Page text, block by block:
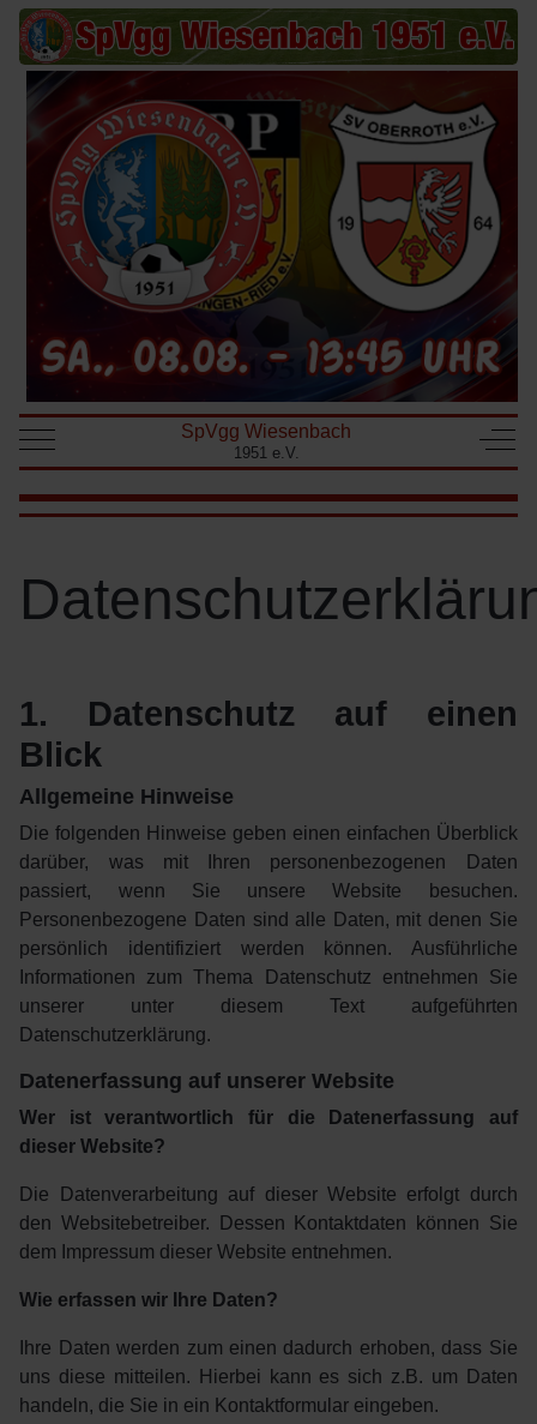
Mobile Menu ToggleSpVgg Wiesenbach
1951 e.V.
Off-
1. Datenschutz auf einen
Blick
Allgemeine Hinweise
Die folgenden Hinweise geben einen einfachen Überblick
darüber, was mit Ihren personenbezogenen Daten
passiert, wenn Sie unsere Website besuchen.
Personenbezogene Daten sind alle Daten, mit denen Sie
persönlich identifiziert werden können. Ausführliche
Informationen zum Thema Datenschutz entnehmen Sie
unserer unter diesem Text aufgeführten
Datenschutzerklärung.
Datenerfassung auf unserer Website
Wer ist verantwortlich für die Datenerfassung auf
dieser Website?
Die Datenverarbeitung auf dieser Website erfolgt durch
den Websitebetreiber. Dessen Kontaktdaten können Sie
dem Impressum dieser Website entnehmen.
Wie erfassen wir Ihre Daten?
Ihre Daten werden zum einen dadurch erhoben, dass Sie
uns diese mitteilen. Hierbei kann es sich z.B. um Daten
handeln, die Sie in ein Kontaktformular eingeben.